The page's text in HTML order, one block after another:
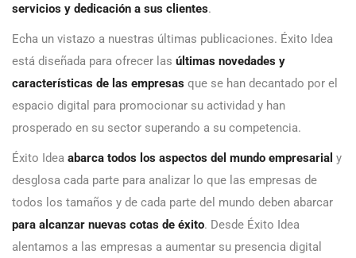
servicios y dedicación a sus clientes.
Echa un vistazo a nuestras últimas publicaciones. Éxito Idea
está diseñada para ofrecer las últimas novedades y
características de las empresas que se han decantado por el
espacio digital para promocionar su actividad y han
prosperado en su sector superando a su competencia.
Éxito Idea abarca todos los aspectos del mundo empresarial y
desglosa cada parte para analizar lo que las empresas de
todos los tamaños y de cada parte del mundo deben abarcar
para alcanzar nuevas cotas de éxito. Desde Éxito Idea
alentamos a las empresas a aumentar su presencia digital